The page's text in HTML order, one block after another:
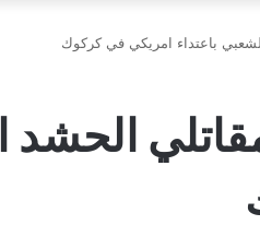
باعتداء امريكي في كركوك
الحشد